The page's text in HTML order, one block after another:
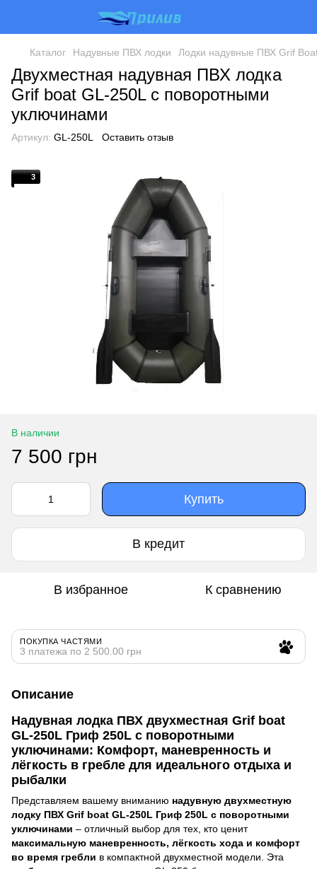
Каталог Надувные ПВХ лодки Лодки надувные ПВХ Grif
Двухместная надувная ПВХ лодка
Grif boat GL-250L с поворотными
уключинами
Артикул: GL-250L Оставить отзыв
3
В наличии
7 500 грн
Купить
В кредит
В избранное К сравнению
ПОКУПКА ЧАСТЯМИ
3 платежа по 2 500.00 грн
Описание
Надувная лодка ПВХ двухместная Grif boat
GL-250L Гриф 250L с поворотными
уключинами: Комфорт, маневренность и
лёгкость в гребле для идеального отдыха и
рыбалки
Представляем вашему вниманию надувную двухместную
лодку ПВХ Grif boat GL-250L Гриф 250L с поворотными
уключинами – отличный выбор для тех, кто ценит
максимальную маневренность, лёгкость хода и комфорт
во время гребли в компактной двухместной модели. Эта